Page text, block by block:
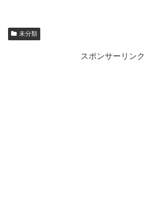
未分類
スポンサーリンク